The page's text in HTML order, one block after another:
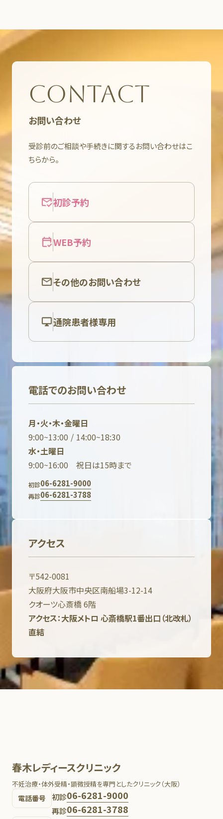
CONTACT
お問い合わせ
受診前のご相談や手続きに関するお問い合わせはこ
ちらから。
初診予約
WEB予約
その他のお問い合わせ
通院患者様専用
電話でのお問い合わせ
月・火・木・金曜日
9:00~13:00 / 14:00~18:30
水・土曜日
9:00~16:00 祝日は15時まで
初診06-6281-9000
再診06-6281-3788
アクセス
〒542-0081
大阪府大阪市中央区南船場3-12-14
クオーツ心斎橋 6階
アクセス：大阪メトロ 心斎橋駅1番出口（北改札）
直結
春木レディースクリニック
不妊治療・体外受精・顕微授精を専門としたクリニック（大阪）
電話番号 初診06-6281-9000
再診06-6281-3788